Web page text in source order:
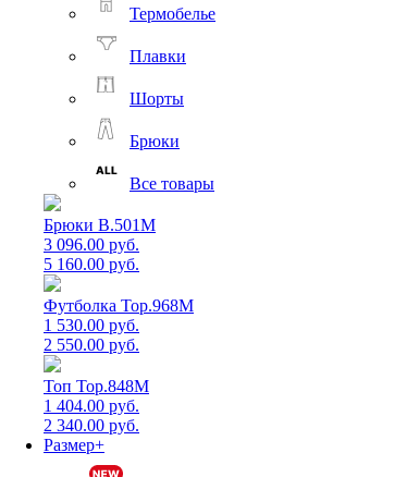
Термобелье
Плавки
Шорты
Брюки
Все товары
Брюки B.501M
3 096.00 руб.
5 160.00 руб.
Футболка Top.968M
1 530.00 руб.
2 550.00 руб.
Топ Top.848M
1 404.00 руб.
2 340.00 руб.
Размер+